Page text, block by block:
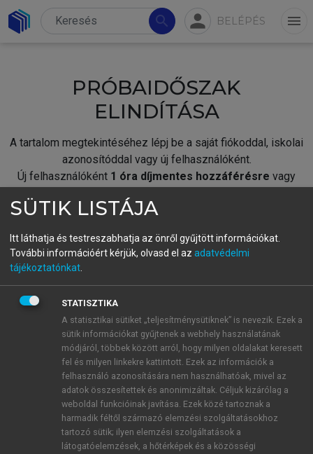
search person BELÉPÉS menu
PRÓBAIDŐSZAK
ELINDÍTÁSA
A tartalom megtekintéséhez lépj be a saját fiókoddal, iskolai
azonosítóddal vagy új felhasználóként.
Új felhasználóként 1 óra díjmentes hozzáférésre vagy
fiókoddal,vagy hozz létre új fiókot.
A regisztráció után apróbaidőszakautomatikusan
BELÉPÉS SAJÁT FIÓKKAL
ÚJ FIÓK LÉTREHOZÁSA
1 óra díjmentes hozzáférés
E-MAIL-CÍM
SÜTIK LISTÁJA
Itt láthatja és testreszabhatja az önről gyűjtött információkat.
További információért kérjük, olvasd el az adatvédelmi
tájékoztatónkat
STATISZTIKA
A statisztikai sütiket „teljesítménysütiknek” is nevezik. Ezek a
sütik információkat gyűjtenek a webhely használatának
módjáról, többek között arról, hogy milyen oldalakat keresett
fel és milyen linkekre kattintott. Ezek az információk a
felhasználó azonosítására nem használhatóak, mivel az
adatok összesítettek és anonimizáltak. Céljuk kizárólag a
weboldal funkcióinak javítása. Ezek közé tartoznak a
harmadik féltől származó elemzési szolgáltatásokhoz
tartozó sütik; ilyen elemzési szolgáltatások a
látogatóelemzések, a hőtérképek és a közösségi